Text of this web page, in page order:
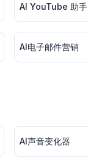
AI YouTube 助手
AI电子邮件营销
AI声音变化器